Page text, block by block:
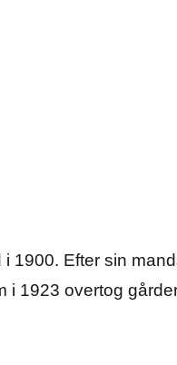
1900. Efter sin
i 1923 overtog